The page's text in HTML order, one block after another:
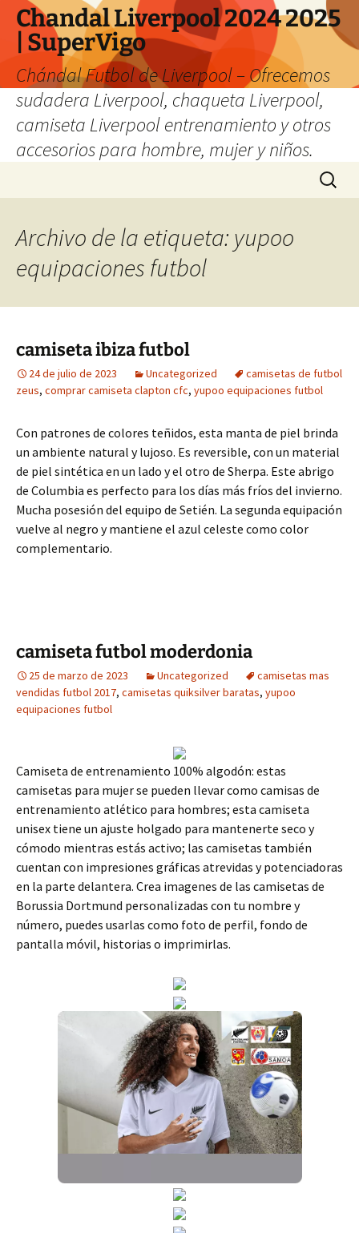
Chandal Liverpool 2024 2025
| SuperVigo
Chándal Futbol de Liverpool – Ofrecemos
sudadera Liverpool, chaqueta Liverpool,
camiseta Liverpool entrenamiento y otros
accesorios para hombre, mujer y niños.
Buscar:
Archivo de la etiqueta: yupoo
equipaciones futbol
camiseta ibiza futbol
24 de julio de 2023 Uncategorized
camisetas de futbol
zeus, comprar camiseta clapton cfc, yupoo equipaciones futbol
Con patrones de colores teñidos, esta manta de piel brinda
un ambiente natural y lujoso. Es reversible, con un material
de piel sintética en un lado y el otro de Sherpa. Este abrigo
de Columbia es perfecto para los días más fríos del invierno.
Mucha posesión del equipo de Setién. La segunda equipación
vuelve al negro y mantiene el azul celeste como color
complementario.
camiseta futbol moderdonia
25 de marzo de 2023 Uncategorized
camisetas mas
vendidas futbol 2017, camisetas quiksilver baratas, yupoo
equipaciones futbol
Camiseta de entrenamiento 100% algodón: estas
camisetas para mujer se pueden llevar como camisas de
entrenamiento atlético para hombres; esta camiseta
unisex tiene un ajuste holgado para mantenerte seco y
cómodo mientras estás activo; las camisetas también
cuentan con impresiones gráficas atrevidas y potenciadoras
en la parte delantera. Crea imagenes de las camisetas de
Borussia Dortmund personalizadas con tu nombre y
número, puedes usarlas como foto de perfil, fondo de
pantalla móvil, historias o imprimirlas.